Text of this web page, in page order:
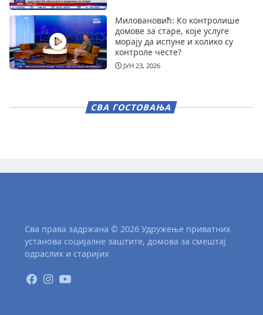
Миловановић: Ко контролише
домове за старе, које услуге
морају да испуне и колико су
контроле честе?
ЈУН 23, 2026
СВА ГОСТОВАЊА
Сва права задржана © 2026 Удружење приватних
установа социјалне заштите, домова за смештај
одраслих и старијих